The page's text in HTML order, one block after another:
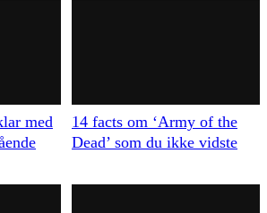
med
14 facts om ‘Army of the
Dead’ som du ikke vidste